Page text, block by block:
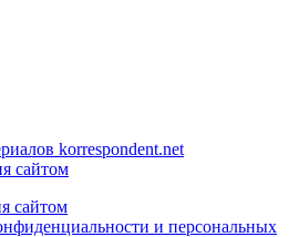
korrespondent.net
сайтом
сайтом
и персональных